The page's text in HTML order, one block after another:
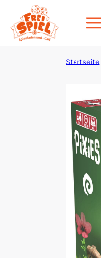
Gesellschaftsspiele
Living Card Games
Malen/Modellbau
Startseite